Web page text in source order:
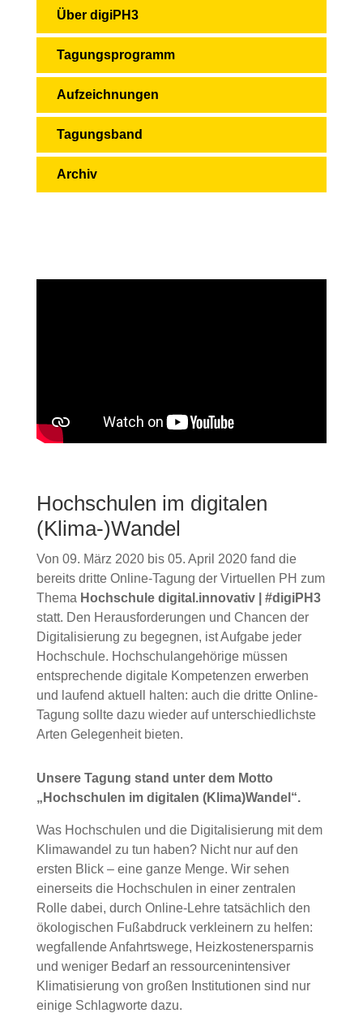
Über digiPH3
Tagungsprogramm
Aufzeichnungen
Tagungsband
Archiv
Hochschulen im digitalen
(Klima-)Wandel
Von 09. März 2020 bis 05. April 2020 fand die
bereits dritte Online-Tagung der Virtuellen PH zum
Thema Hochschule digital.innovativ | #digiPH3
statt. Den Herausforderungen und Chancen der
Digitalisierung zu begegnen, ist Aufgabe jeder
Hochschule. Hochschulangehörige müssen
entsprechende digitale Kompetenzen erwerben
und laufend aktuell halten: auch die dritte Online-
Tagung sollte dazu wieder auf unterschiedlichste
Arten Gelegenheit bieten.
Unsere Tagung stand unter dem Motto
„Hochschulen im digitalen (Klima)Wandel“.
Was Hochschulen und die Digitalisierung mit dem
Klimawandel zu tun haben? Nicht nur auf den
ersten Blick – eine ganze Menge. Wir sehen
einerseits die Hochschulen in einer zentralen
Rolle dabei, durch Online-Lehre tatsächlich den
ökologischen Fußabdruck verkleinern zu helfen:
wegfallende Anfahrtswege, Heizkostenersparnis
und weniger Bedarf an ressourcenintensiver
Klimatisierung von großen Institutionen sind nur
einige Schlagworte dazu.